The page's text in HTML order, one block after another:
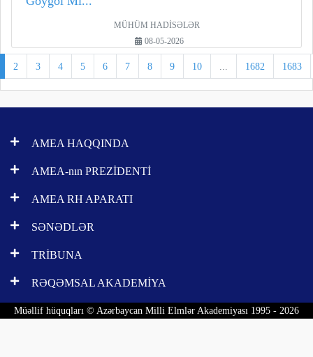
MÜHÜM HADİSƏLƏR
08-05-2026
2 3 4 5 6 7 8 9 10 ... 1682 1683
AMEA HAQQINDA
AMEA-nın PREZİDENTİ
AMEA RH APARATI
SƏNƏDLƏR
TRİBUNA
RƏQƏMSAL AKADEMİYA
Müəllif hüquqları © Azərbaycan Milli Elmlər Akademiyası 1995 - 2026